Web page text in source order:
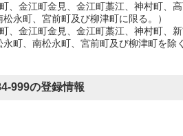
、金江町金見、金江町藁江、神村町、
永町、宮前町及び柳津町に限る。）
、金江町金見、金江町藁江、神村町、
町、南松永町、宮前町及び柳津町を除
999の登録情報